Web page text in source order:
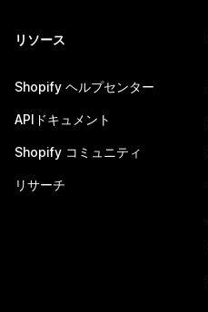
リソース
Shopify ヘルプセンター
APIドキュメント
Shopify コミュニティ
リサーチ